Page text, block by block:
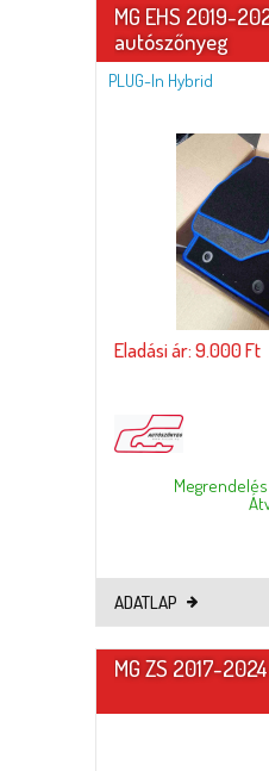
MG EHS 2019-
autószőnyeg
PLUG-In Hybrid
Eladási ár: 9.000 Ft
ADATLAP
MG ZS 2017-